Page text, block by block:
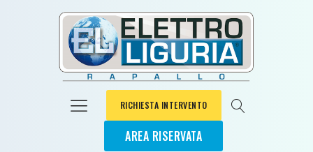
RICHIESTA INTERVENTO
AREA RISERVATA